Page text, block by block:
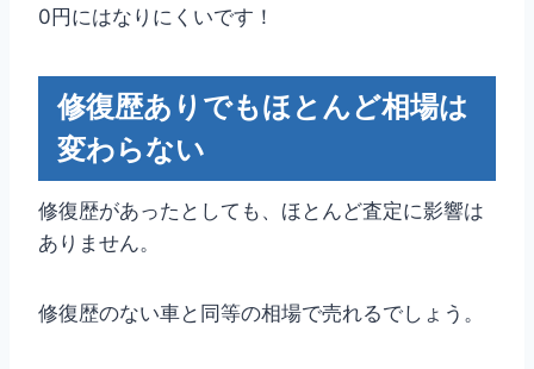
0円にはなりにくいです！
修復歴ありでもほとんど相場は
変わらない
修復歴があったとしても、ほとんど査定に影響は
ありません。
修復歴のない車と同等の相場で売れるでしょう。